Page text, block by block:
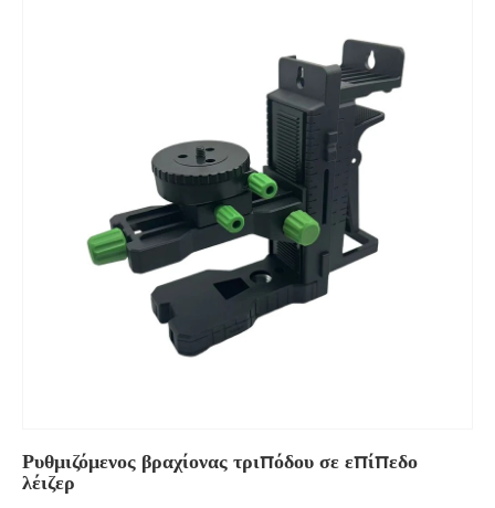
Ρυθμιζόμενος βραχίονας τριπόδου σε επίπεδο
λέιζερ